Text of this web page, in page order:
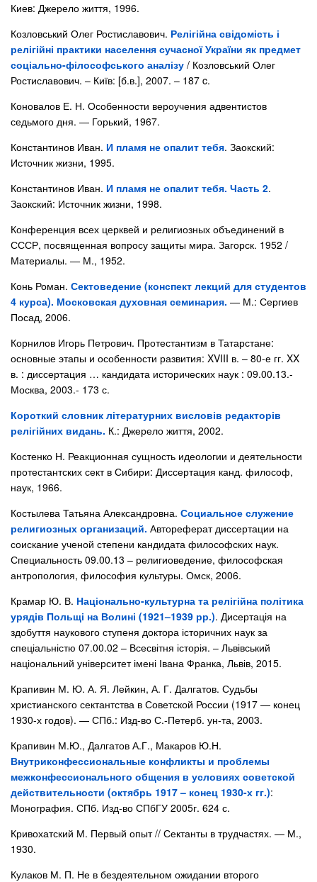
Киев: Джерело життя, 1996.
Козловський Олег Ростиславович. Релігійна свідомість і
релігійні практики населення сучасної України як предмет
соціально-філософського аналізу / Козловський Олег
Ростиславович. – Київ: [б.в.], 2007. – 187 c.
Коновалов Е. Н. Особенности вероучения адвентистов
седьмого дня. — Горький, 1967.
Константинов Иван. И пламя не опалит тебя. Заокский:
Источник жизни, 1995.
Константинов Иван. И пламя не опалит тебя. Часть 2.
Заокский: Источник жизни, 1998.
Конференция всех церквей и религиозных объединений в
СССР, посвященная вопросу защиты мира. Загорск. 1952 /
Материалы. — М., 1952.
Конь Роман. Сектоведение (конспект лекций для студентов
4 курса). Московская духовная семинария. — М.: Сергиев
Посад, 2006.
Корнилов Игорь Петрович. Протестантизм в Татарстане:
основные этапы и особенности развития: XVIII в. – 80-е гг. XX
в. : диссертация … кандидата исторических наук : 09.00.13.-
Москва, 2003.- 173 с.
Короткий словник літературних висловів редакторів
релігійних видань. К.: Джерело життя, 2002.
Костенко Н. Реакционная сущность идеологии и деятельности
протестантских сект в Сибири: Диссертация канд. философ,
наук, 1966.
Костылева Татьяна Александровна. Социальное служение
религиозных организаций. Автореферат диссертации на
соискание ученой степени кандидата философских наук.
Специальность 09.00.13 – религиоведение, философская
антропология, философия культуры. Омск, 2006.
Крамар Ю. В. Національно-культурна та релігійна політика
урядів Польщі на Волині (1921–1939 рр.). Дисертація на
здобуття наукового ступеня доктора історичних наук за
спеціальністю 07.00.02 – Всесвітня історія. – Львівський
національний університет імені Івана Франка, Львів, 2015.
Крапивин М. Ю. А. Я. Лейкин, А. Г. Далгатов. Судьбы
христианского сектантства в Советской России (1917 — конец
1930-х годов). — СПб.: Изд-во С.-Петерб. ун-та, 2003.
Крапивин М.Ю., Далгатов А.Г., Макаров Ю.Н.
Внутриконфессиональные конфликты и проблемы
межконфессионального общения в условиях советской
действительности (октябрь 1917 – конец 1930-х гг.):
Монография. СПб. Изд-во СПбГУ 2005г. 624 с.
Кривохатский М. Первый опыт // Сектанты в трудчастях. — М.,
1930.
Кулаков М. П. Не в бездеятельном ожидании второго